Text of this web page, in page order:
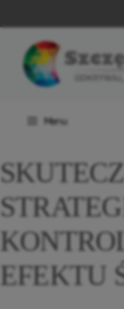
do
Menu
EFEKTU